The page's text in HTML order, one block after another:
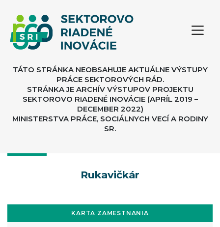
TÁTO STRÁNKA NEOBSAHUJE AKTUÁLNE VÝSTUPY
PRÁCE SEKTOROVÝCH RÁD.
STRÁNKA JE ARCHÍV VÝSTUPOV PROJEKTU
SEKTOROVO RIADENÉ INOVÁCIE (APRÍL 2019 –
DECEMBER 2022)
MINISTERSTVA PRÁCE, SOCIÁLNYCH VECÍ A RODINY
SR.
Rukavičkár
KARTA ZAMESTNANIA